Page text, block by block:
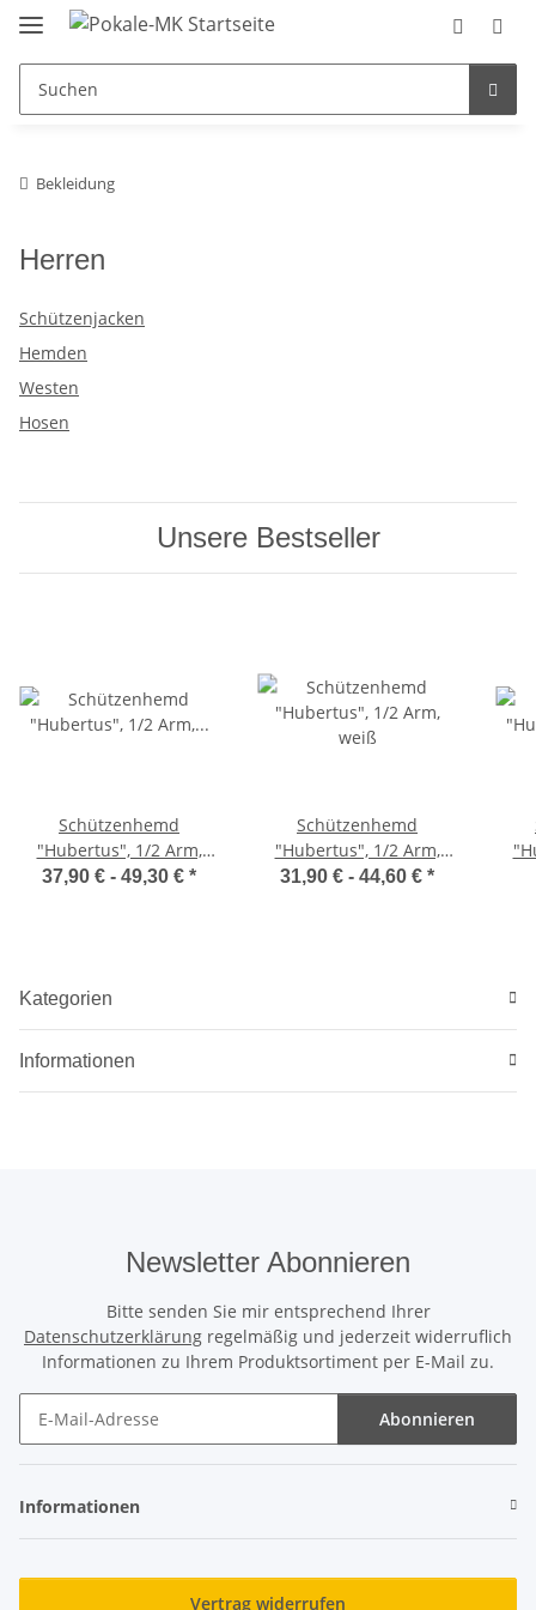
Bekleidung
Herren
Schützenjacken
Hemden
Westen
Hosen
Unsere Bestseller
Schützenhemd
"Hubertus", 1/2 Arm,
weiß, mit Stick
37,90 € - 49,30 € *
Schützenhemd
"Hubertus", 1/2 Arm,
weiß
31,90 € - 44,60 € *
Kategorien
Informationen
Newsletter Abonnieren
Bitte senden Sie mir entsprechend Ihrer
Datenschutzerklärung regelmäßig und jederzeit widerruflich
Informationen zu Ihrem Produktsortiment per E-Mail zu.
Abonnieren
Informationen
Vertrag widerrufen